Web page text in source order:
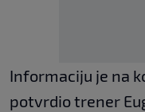
Informaciju je na
potvrdio trener